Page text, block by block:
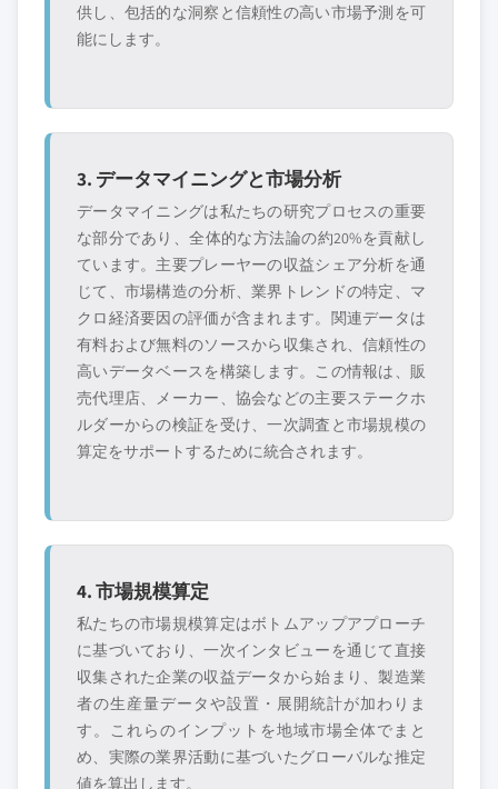
供し、包括的な洞察と信頼性の高い市場予測を可
能にします。
3. データマイニングと市場分析
データマイニングは私たちの研究プロセスの重要
な部分であり、全体的な方法論の約20%を貢献し
ています。主要プレーヤーの収益シェア分析を通
じて、市場構造の分析、業界トレンドの特定、マ
クロ経済要因の評価が含まれます。関連データは
有料および無料のソースから収集され、信頼性の
高いデータベースを構築します。この情報は、販
売代理店、メーカー、協会などの主要ステークホ
ルダーからの検証を受け、一次調査と市場規模の
算定をサポートするために統合されます。
4. 市場規模算定
私たちの市場規模算定はボトムアップアプローチ
に基づいており、一次インタビューを通じて直接
収集された企業の収益データから始まり、製造業
者の生産量データや設置・展開統計が加わりま
す。これらのインプットを地域市場全体でまと
め、実際の業界活動に基づいたグローバルな推定
値を算出します。